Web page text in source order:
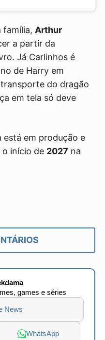
família, Arthur
a partir da
Já Carlinhos é
de Harry em
do dragão
em tela só deve
está em produção e
início de 2027 na
games e séries
News
WhatsApp